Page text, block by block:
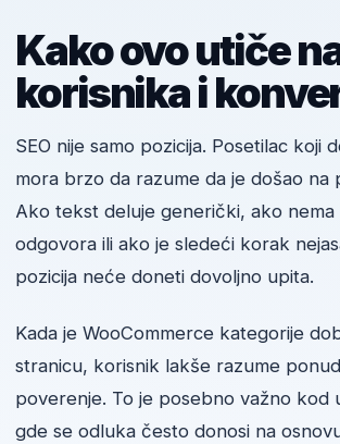
Kako ovo utiče
korisnika i
SEO nije samo pozicija. Posetilac koji
mora brzo da razume da je došao na
Ako tekst deluje generički, ako
odgovora ili ako je sledeći korak
pozicija neće doneti dovoljno upita.
Kada je WooCommerce kategorije
stranicu, korisnik lakše razume
poverenje. To je posebno važno kod
gde se odluka često donosi na